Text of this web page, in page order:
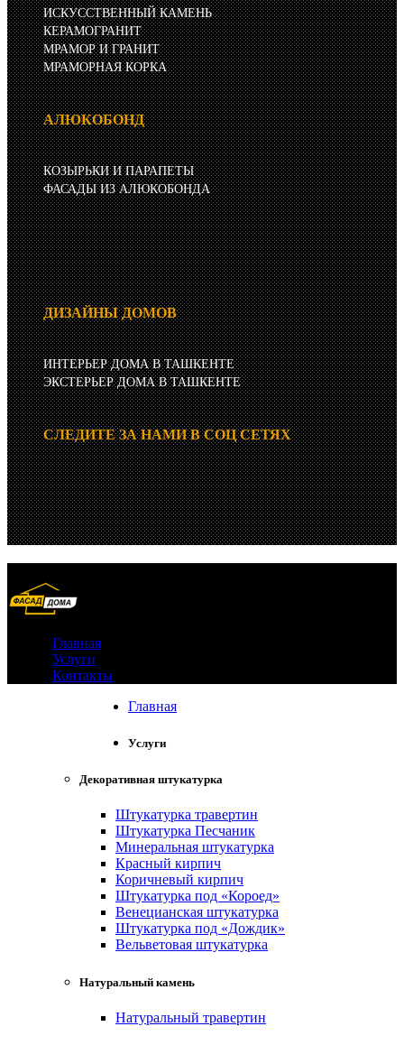
ИСКУССТВЕННЫЙ КАМЕНЬ
КЕРАМОГРАНИТ
МРАМОР И ГРАНИТ
МРАМОРНАЯ КОРКА
АЛЮКОБОНД
КОЗЫРЬКИ И ПАРАПЕТЫ
ФАСАДЫ ИЗ АЛЮКОБОНДА
ДИЗАЙНЫ ДОМОВ
ИНТЕРЬЕР ДОМА В ТАШКЕНТЕ
ЭКСТЕРЬЕР ДОМА В ТАШКЕНТЕ
СЛЕДИТЕ ЗА НАМИ В СОЦ СЕТЯХ
Главная
Услуги
Контакты
167-11-33
Главная
Услуги
Декоративная штукатурка
Штукатурка травертин
Штукатурка Песчаник
Минеральная штукатурка
Красный кирпич
Коричневый кирпич
Штукатурка под «Короед»
Венецианская штукатурка
Штукатурка под «Дождик»
Вельветовая штукатурка
Натуральный камень
Натуральный травертин